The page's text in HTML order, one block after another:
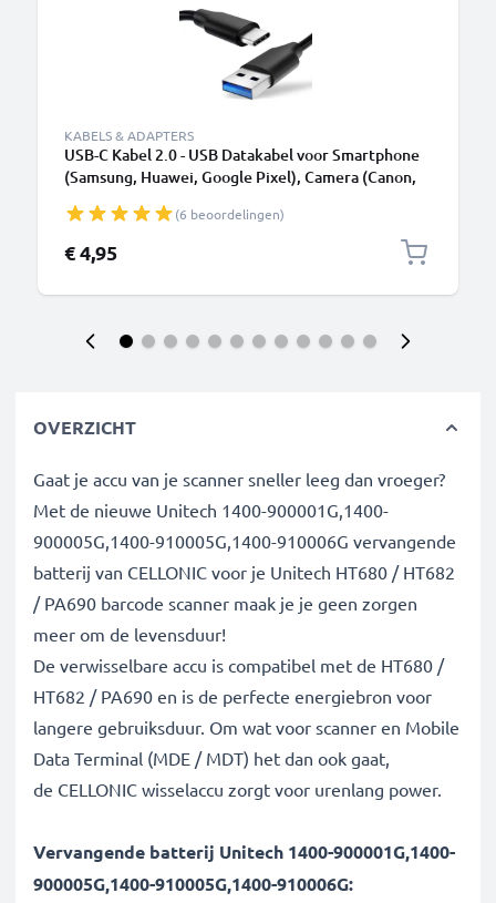
KABELS & ADAPTERS
USB-C Kabel 2.0 - USB Datakabel voor Smartphone
(Samsung, Huawei, Google Pixel), Camera (Canon,
Oplaadkabel USB C Stekker
(6 beoordelingen)
€ 4,95
OVERZICHT
Gaat je accu van je scanner sneller leeg dan vroeger?
Met de nieuwe Unitech 1400-900001G,1400-
900005G,1400-910005G,1400-910006G vervangende
batterij van CELLONIC voor je Unitech HT680 / HT682
/ PA690 barcode scanner maak je je geen zorgen
meer om de levensduur!
De verwisselbare accu is compatibel met de HT680 /
HT682 / PA690 en is de perfecte energiebron voor
langere gebruiksduur. Om wat voor scanner en Mobile
Data Terminal (MDE / MDT) het dan ook gaat,
de CELLONIC wisselaccu zorgt voor urenlang power.
Vervangende batterij Unitech 1400-900001G,1400-
900005G,1400-910005G,1400-910006G: